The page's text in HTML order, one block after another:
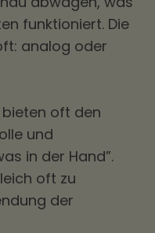
funktioniert. Die
analog oder
oft den
und
in der Hand”.
oft zu
der